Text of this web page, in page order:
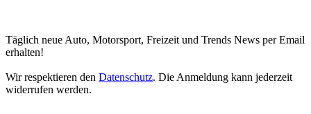
Täglich neue Auto, Motorsport, Freizeit und Trends News per Email
erhalten!
Wir respektieren den Datenschutz. Die Anmeldung kann jederzeit
widerrufen werden.